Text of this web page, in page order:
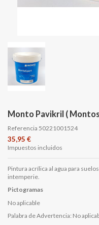
Monto Pavikril (
Referencia 50221001524
35,95 €
Impuestos incluidos
Pintura acrílica al agua para
intemperie.
Pictogramas
No aplicable
Palabra de Advertencia: No